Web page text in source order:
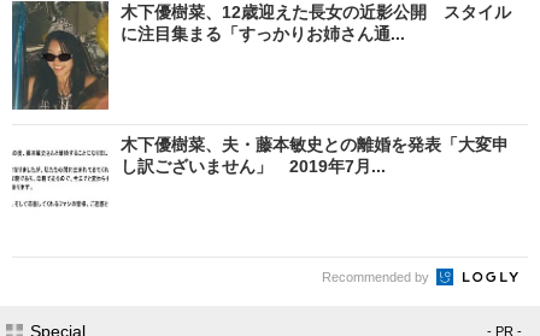
木下優樹菜、12歳迎えた長女の近影公開 スタイル
に注目集まる「すっかりお姉さん通...
木下優樹菜、夫・藤本敏史との離婚を発表「大変申
し訳ございません」 2019年7月...
Recommended by
Special - PR -